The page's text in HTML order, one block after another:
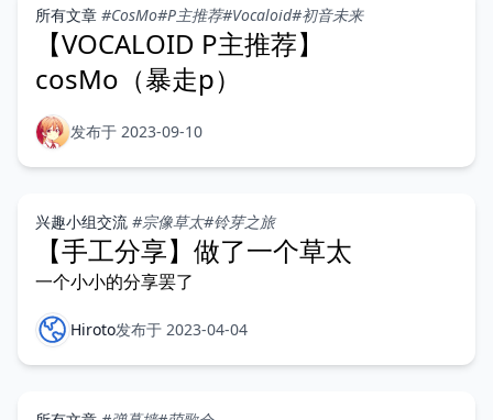
所有文章 #CosMo#P主推荐#Vocaloid#初音未来
【VOCALOID P主推荐】
cosMo（暴走p）
发布于 2023-09-10
兴趣小组交流 #宗像草太#铃芽之旅
【手工分享】做了一个草太
一个小小的分享罢了
Hiroto发布于 2023-04-04